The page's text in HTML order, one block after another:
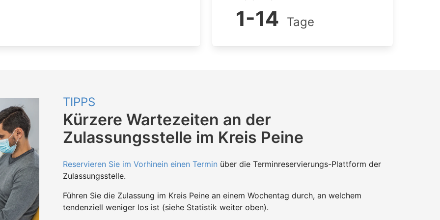
1-14 Tage
TIPPS
Kürzere Wartezeiten an der
Zulassungsstelle im Kreis Peine
Reservieren Sie im Vorhinein einen Termin über die Terminreservierungs-Plattform der
Zulassungsstelle.
Führen Sie die Zulassung im Kreis Peine an einem Wochentag durch, an welchem
tendenziell weniger los ist (siehe Statistik weiter oben).